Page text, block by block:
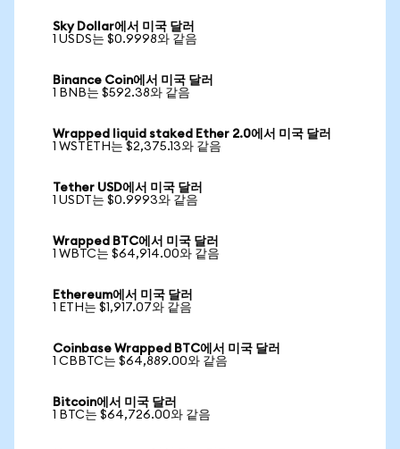
Sky Dollar에서 미국 달러
1 USDS는 $0.9998와 같음
Binance Coin에서 미국 달러
1 BNB는 $592.38와 같음
Wrapped liquid staked Ether 2.0에서 미국 달러
1 WSTETH는 $2,375.13와 같음
Tether USD에서 미국 달러
1 USDT는 $0.9993와 같음
Wrapped BTC에서 미국 달러
1 WBTC는 $64,914.00와 같음
Ethereum에서 미국 달러
1 ETH는 $1,917.07와 같음
Coinbase Wrapped BTC에서 미국 달러
1 CBBTC는 $64,889.00와 같음
Bitcoin에서 미국 달러
1 BTC는 $64,726.00와 같음